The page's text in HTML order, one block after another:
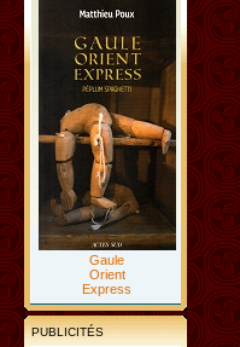
Gaule
Orient
Express
PUBLICITÉS